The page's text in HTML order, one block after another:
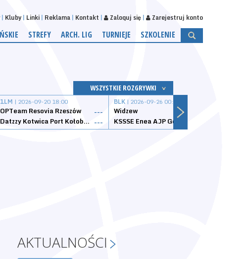
Kluby Linki Reklama Kontakt Zaloguj się Zarejestruj konto
STREFY ARCH. LIG TURNIEJE SZKOLENIE
WSZYSTKIE ROZGRYWKI
1LM | 2026-09-20 18:00
OPTeam Resovia Rzeszów
---
Datzzy Kotwica Port Kołobrzeg ---
BLK | 2026-09-26 00:00
Widzew
AKTUALNOŚCI